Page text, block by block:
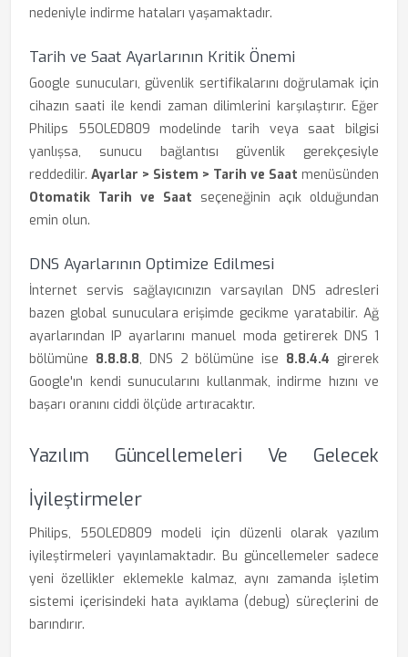
nedeniyle indirme hataları yaşamaktadır.
Tarih ve Saat Ayarlarının Kritik Önemi
Google sunucuları, güvenlik sertifikalarını doğrulamak için
cihazın saati ile kendi zaman dilimlerini karşılaştırır. Eğer
Philips 55OLED809 modelinde tarih veya saat bilgisi
yanlışsa, sunucu bağlantısı güvenlik gerekçesiyle
reddedilir. Ayarlar > Sistem > Tarih ve Saat menüsünden
Otomatik Tarih ve Saat seçeneğinin açık olduğundan
emin olun.
DNS Ayarlarının Optimize Edilmesi
İnternet servis sağlayıcınızın varsayılan DNS adresleri
bazen global sunuculara erişimde gecikme yaratabilir. Ağ
ayarlarından IP ayarlarını manuel moda getirerek DNS 1
bölümüne 8.8.8.8, DNS 2 bölümüne ise 8.8.4.4 girerek
Google'ın kendi sunucularını kullanmak, indirme hızını ve
başarı oranını ciddi ölçüde artıracaktır.
Yazılım Güncellemeleri Ve Gelecek
İyileştirmeler
Philips, 55OLED809 modeli için düzenli olarak yazılım
iyileştirmeleri yayınlamaktadır. Bu güncellemeler sadece
yeni özellikler eklemekle kalmaz, aynı zamanda işletim
sistemi içerisindeki hata ayıklama (debug) süreçlerini de
barındırır.